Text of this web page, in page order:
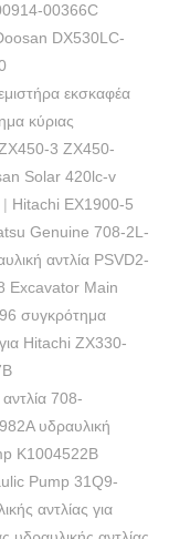
00366C
DX530LC-
εκσκαφέα
κύριας
3 ZX450-
Solar 420lc-v
| Hitachi EX1900-5
Genuine 708-2L-
αντλία PSVD2-
Excavator Main
συγκρότημα
Hitachi ZX330-
708-
υδραυλική
K1004522B
Pump 31Q9-
αντλίας για